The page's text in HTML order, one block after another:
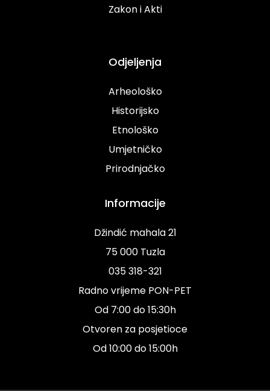
Zakon i Akti
Odjeljenja
Arheološko
Historijsko
Etnološko
Umjetničko
Prirodnjačko
Informacije
Džindić mahala 21
75 000 Tuzla
035 318-321
Radno vrijeme PON-PET
Od 7:00 do 15:30h
Otvoren za posjetioce
Od 10:00 do 15:00h